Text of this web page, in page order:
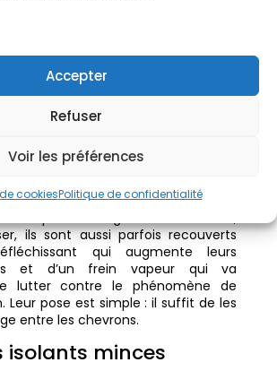
Accepter
Refuser
Voir les préférences
cookiesPolitique de confidentialité
ou cloués aux chevrons. La
de limiter la formation de ponts
pour les
disponible sous la forme de
ils sont aussi parfois recouverts
qui augmente leurs
et d’un frein vapeur qui va
lutter contre le phénomène de
Leur pose est simple : il suffit de les
entre les chevrons.
isolants minces